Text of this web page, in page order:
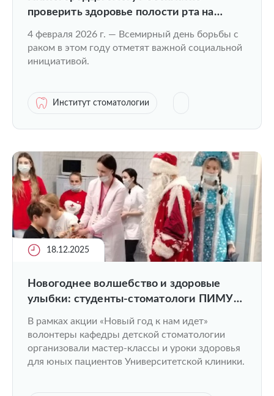
проверить здоровье полости рта на
4 февраля 2026 г. — Всемирный день борьбы с
раком в этом году отметят важной социальной
инициативой.
Институт стоматологии
18.12.2025
Новогоднее волшебство и здоровые
улыбки: студенты-стоматологи ПИМУ
В рамках акции «Новый год к нам идет»
волонтеры кафедры детской стоматологии
организовали мастер-классы и уроки здоровья
для юных пациентов Университетской клиники.